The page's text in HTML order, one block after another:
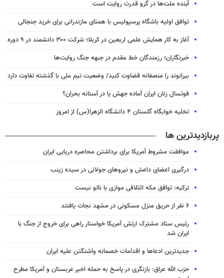
آینده ملت‌ها در گرو قدرت روایت است
توافق اولیه باشگاه پرسپولیس با همتای مازندرانی برای خرید جنجالی
آغاز به کار همایش علمی اربعین در کربلا؛ شرکت ۳۰۰ دانشمند در ۹ دوره
خبرنگاران؛ رزمندگان خط مقدم در جبهه جنگ روایت‌ها
بیرانوند را منصفانه قضاوت کنید/ وضعیت تیم ملی با گذشته تفاوت دارد
فوتسال زنان ایران آماده جهش یا در آستانه بحران؟
تخلیه خوابگاه گلستان ۴ دانشگاه الزهرا(س) از امروز
پربازدیدترین ها
موافقت مشروط آمریکا برای برداشتن محاصره دریایی ایران
درگیری اعضای داعش و نیروهای جولانی در سیده زینب
ترکیه: توافق مکه ائتلافی موازی با ناتو نیست
۶ نفر از حریق منزل مسکونی در مشهد نجات یافتند
رئیس ستاد مشترک ارتش آمریکا خواستار راهی برای خروج از جنگ با
ایران شد
جدیدترین ادعاها و اقدامات خصمانه واشنگتن علیه ایران
حزب الله عراق: بازنگری در پاسخ به حمله اخیر عربستان و آمریکا مطرح